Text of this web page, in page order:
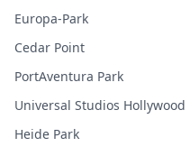
Europa-Park
Cedar Point
PortAventura Park
Universal Studios Hollywood
Heide Park